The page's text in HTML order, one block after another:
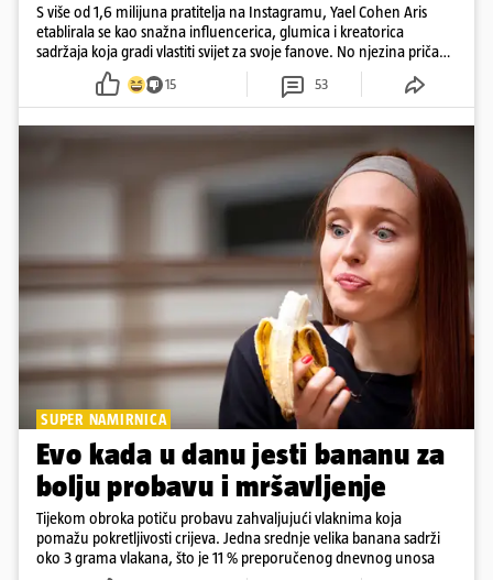
S više od 1,6 milijuna pratitelja na Instagramu, Yael Cohen Aris
etablirala se kao snažna influencerica, glumica i kreatorica
sadržaja koja gradi vlastiti svijet za svoje fanove. No njezina priča
pokazuje da online slava dolazi i s neočekivanim izazovima
15 53
SUPER NAMIRNICA
Evo kada u danu jesti bananu za
bolju probavu i mršavljenje
Tijekom obroka potiču probavu zahvaljujući vlaknima koja
pomažu pokretljivosti crijeva. Jedna srednje velika banana sadrži
oko 3 grama vlakana, što je 11 % preporučenog dnevnog unosa